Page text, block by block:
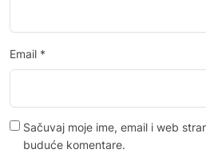
Email *
Sačuvaj moje ime, email i web
buduće komentare.